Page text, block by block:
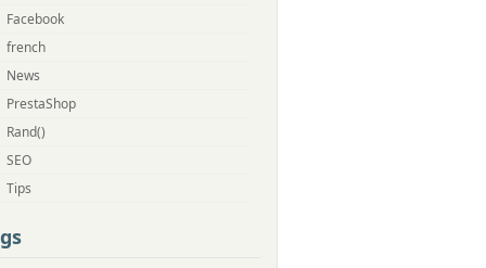
Facebook
french
News
PrestaShop
Rand()
SEO
Tips